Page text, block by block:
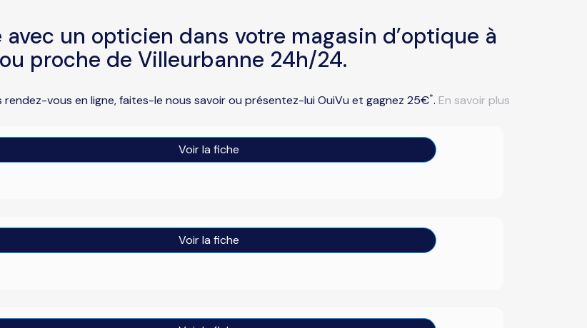
un opticien dans votre magasin d’optique à
proche de Villeurbanne 24h/24.
vous en ligne, faites-le nous savoir ou présentez-lui OuiVu et gagnez 25€*. En savoir plus
Voir la fiche
Voir la fiche